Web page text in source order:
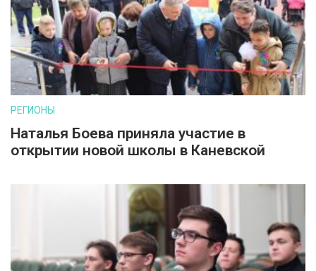
РЕГИОНЫ
Наталья Боева приняла участие в
открытии новой школы в Каневской